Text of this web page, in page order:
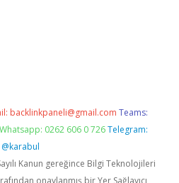
backlinkpaneli@gmail.com Teams:
Whatsapp: 0262 606 0 726 Telegram:
@karabul
Kanun gereğince Bilgi Teknolojileri
onaylanmış bir Yer Sağlayıcı